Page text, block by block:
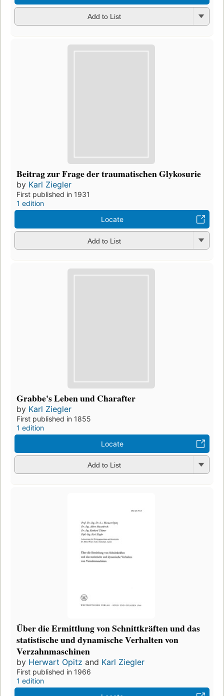
Add to List
Beitrag zur Frage der traumatischen Glykosurie
by Karl Ziegler
First published in 1931
1 edition
Locate
Add to List
Grabbe's Leben und Charafter
by Karl Ziegler
First published in 1855
1 edition
Locate
Add to List
Über die Ermittlung von Schnittkräften und das
statistische und dynamische Verhalten von
Verzahnmaschinen
by Herwart Opitz and Karl Ziegler
First published in 1966
1 edition